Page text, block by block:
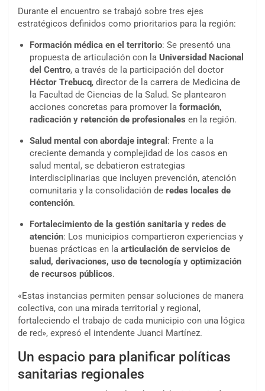
Durante el encuentro se trabajó sobre tres ejes
estratégicos definidos como prioritarios para la región:
Formación médica en el territorio: Se presentó una
propuesta de articulación con la Universidad Nacional
del Centro, a través de la participación del doctor
Héctor Trebucq, director de la carrera de Medicina de
la Facultad de Ciencias de la Salud. Se plantearon
acciones concretas para promover la formación,
radicación y retención de profesionales en la región.
Salud mental con abordaje integral : Frente a la
creciente demanda y complejidad de los casos en
salud mental, se debatieron estrategias
interdisciplinarias que incluyen prevención, atención
comunitaria y la consolidación de redes locales de
contención.
Fortalecimiento de la gestión sanitaria y redes de
atención: Los municipios compartieron experiencias y
buenas prácticas en la articulación de servicios de
salud, derivaciones, uso de tecnología y optimización
de recursos públicos.
«Estas instancias permiten pensar soluciones de manera
colectiva, con una mirada territorial y regional,
fortaleciendo el trabajo de cada municipio con una lógica
de red», expresó el intendente Juanci Martínez.
Un espacio para planificar políticas
sanitarias regionales